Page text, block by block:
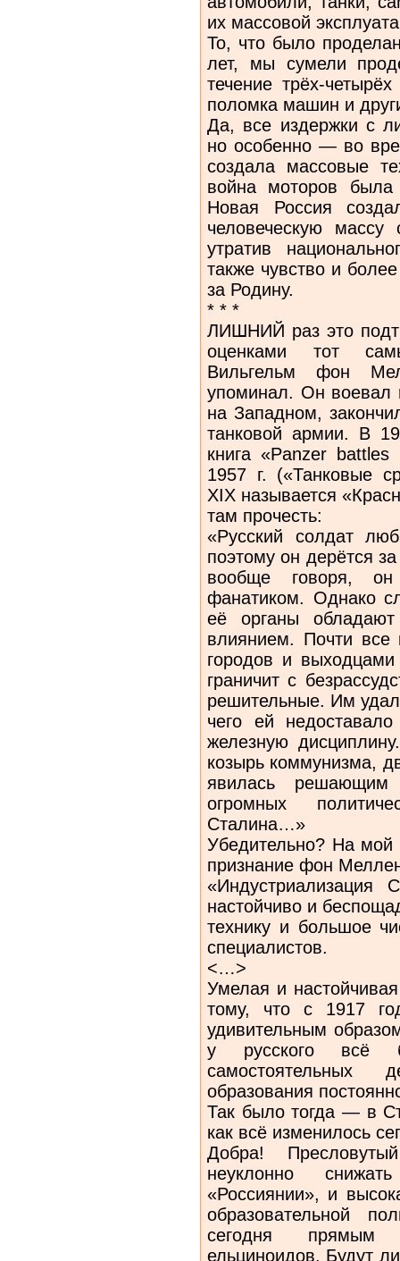
их массовой
То, что было
лет, мы сумели
течение трёх-
поломка машин и
Да, все издержки с
но особенно — во
создала массовые
война моторов
Новая Россия
человеческую
утратив
также чувство и
за Родину.
* * *
ЛИШНИЙ раз это
оценками тот
Вильгельм фон
упоминал. Он
на Западном,
танковой армии. В
книга «Panzer
1957 г. («Танковые
XIX называется
там прочесть:
«Русский солдат
поэтому он дерётся
вообще говоря, он
фанатиком. Однако
её органы
влиянием. Почти все
городов и выходцами
граничит с
решительные. Им
чего ей
железную
козырь коммунизма,
явилась
огромных
Сталина…»
Убедительно? На
признание фон
«Индустриализация
настойчиво и
технику и большое
специалистов.
<…>
Умелая и
тому, что с 1917
удивительным
у русского всё
образования
Так было тогда — в
как всё изменилось
Добра!
неуклонно
«Россиянии», и
образовательной
сегодня прямым
ельциноидов. Будут